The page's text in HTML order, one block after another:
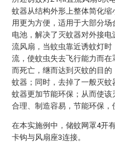
蚊器从结构外形上整体简化
用更为方便，适用于大部分
电池，解决了灭蚊器对外接
流风扇，当蚊虫靠近诱蚊灯
流，使蚊虫失去飞行能力而
而死亡，继而达到灭蚊的目
蚊器；同时，去掉了一般灭
蚊器更加节能环保；从而使
合理、制造容易，节能环保，
在本实施例中，储蚊网罩4开
卡钩与风扇座3连接。